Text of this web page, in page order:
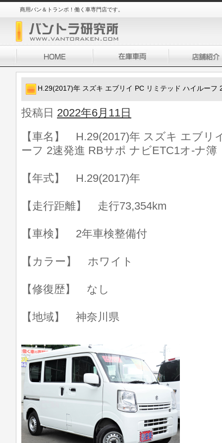
商用バン＆トランポ！働く車専門店です。
H.29(2017)年 スズキ エブリイ PC リミテッド ハイルーフ
投稿日 2022年6月11日
【車名】 H.29(2017)年 スズキ エブリ
ーフ 2速発進 RBサポ ナビETC1オ-ナ簿
【年式】 H.29(2017)年
【走行距離】 走行73,354km
【車検】 2年車検整備付
【カラー】 ホワイト
【修復歴】 なし
【地域】 神奈川県